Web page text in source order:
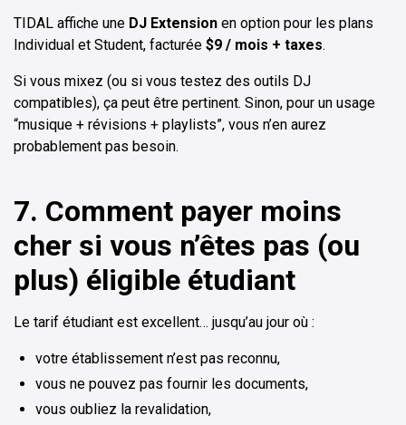
TIDAL affiche une DJ Extension en option pour les plans
Individual et Student, facturée $9 / mois + taxes.
Si vous mixez (ou si vous testez des outils DJ
compatibles), ça peut être pertinent. Sinon, pour un usage
“musique + révisions + playlists”, vous n’en aurez
probablement pas besoin.
7. Comment payer moins
cher si vous n’êtes pas (ou
plus) éligible étudiant
Le tarif étudiant est excellent… jusqu’au jour où :
votre établissement n’est pas reconnu,
vous ne pouvez pas fournir les documents,
vous oubliez la revalidation,